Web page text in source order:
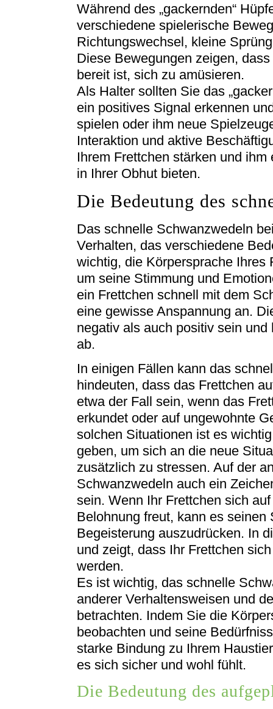
Während des „gackernden“
verschiedene spielerische
Richtungswechsel, kleine
Diese Bewegungen zeigen,
bereit ist, sich zu amüsieren.
Als Halter sollten Sie das
ein positives Signal erkennen
spielen oder ihm neue
Interaktion und aktive
Ihrem Frettchen stärken und
in Ihrer Obhut bieten.
Die Bedeutung des
Das schnelle Schwanzwedeln
Verhalten, das verschiedene
wichtig, die Körpersprache Ihres
um seine Stimmung und
ein Frettchen schnell mit dem
eine gewisse Anspannung an.
negativ als auch positiv sein
ab.
In einigen Fällen kann das
hindeuten, dass das Frettchen
etwa der Fall sein, wenn das
erkundet oder auf ungewohnte
solchen Situationen ist es
geben, um sich an die neue
zusätzlich zu stressen. Auf der
Schwanzwedeln auch ein
sein. Wenn Ihr Frettchen sich
Belohnung freut, kann es
Begeisterung auszudrücken. In
und zeigt, dass Ihr Frettchen
werden.
Es ist wichtig, das schnelle
anderer Verhaltensweisen und
betrachten. Indem Sie die
beobachten und seine
starke Bindung zu Ihrem
es sich sicher und wohl fühlt.
Die Bedeutung des